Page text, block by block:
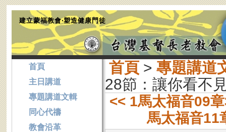
建立蒙福教會‧塑造健康門徒
首頁> 專題講道
28節：讓你看不
<< 1馬太福音09
馬太福音11
首頁
主日講道
專題講道文輯
同心代禱
教會沿革